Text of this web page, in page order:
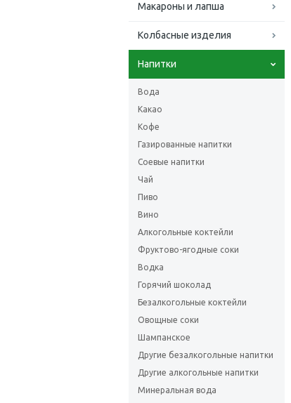
Макароны и лапша
Колбасные изделия
Напитки
Вода
Какао
Кофе
Газированные напитки
Соевые напитки
Чай
Пиво
Вино
Алкогольные коктейли
Фруктово-ягодные соки
Водка
Горячий шоколад
Безалкогольные коктейли
Овощные соки
Шампанское
Другие безалкогольные напитки
Другие алкогольные напитки
Минеральная вода